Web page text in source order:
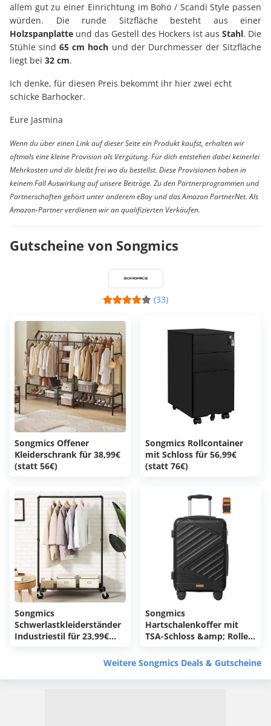
allem gut zu einer Einrichtung im Boho / Scandi Style passen
würden. Die runde Sitzfläche besteht aus einer
Holzspanplatte und das Gestell des Hockers ist aus Stahl. Die
Stühle sind65 cm hoch und der Durchmesser der Sitzfläche
liegt bei 32 cm.
Ich denke, für diesen Preis bekommt ihr hier zwei echt
schicke Barhocker.
Eure Jasmina
Wenn du über einen Link auf dieser Seite ein Produkt kaufst, erhalten wir
oftmals eine kleine Provision als Vergütung. Für dich entstehen dabei keinerlei
Mehrkosten und dir bleibt frei wo du bestellst. Diese Provisionen haben in
keinem Fall Auswirkung auf unsere Beiträge. Zu den Partnerprogrammen und
Partnerschaften gehört unter anderem eBay und das Amazon PartnerNet. Als
Amazon-Partner verdienen wir an qualifizierten Verkäufen.
Gutscheine von Songmics
(33)
Songmics Offener
Kleiderschrank für 38,99€
(statt 56€)
Songmics Rollcontainer
mit Schloss für 56,99€
(statt 76€)
Songmics
Schwerlastkleiderständer
Industriestil für 23,99€
Songmics
Hartschalenkoffer mit
TSA-Schloss &amp; Rollen
Weitere Songmics Deals & Gutscheine